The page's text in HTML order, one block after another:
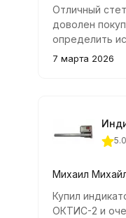
Отличный
доволен
определить
разборки
7 марта 2026
5.0
Михаил
Купил
ОКТИС-2 и